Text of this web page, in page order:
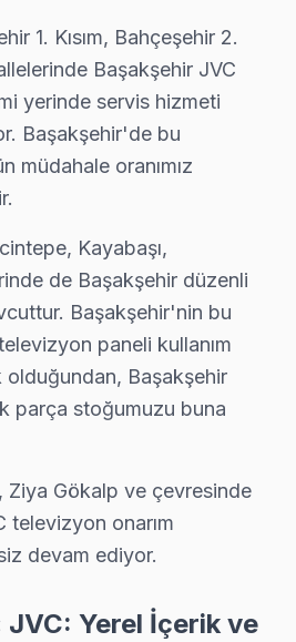
daha önceki yıllarda
Full HD LCD
4K OLED modellerine
ağı, metro ve otobüs hatları
bölgede dağılımına
Grubu Analizi
yönelik en sık
: Kullanıcıların en sık
: Full HD LCD kullanıcıları, sık
: Genç kullanıcılar arasında en
televizyonunuz servisinde bu
JVC Servis: Kuşak
Servisi
1. Kısım, Bahçeşehir 2.
Başakşehir JVC
yerinde servis hizmeti
Başakşehir'de bu
müdahale oranımız
Kayabaşı,
de Başakşehir düzenli
Başakşehir'nin bu
paneli kullanım
Başakşehir
parça stoğumuzu buna
Ziya Gökalp ve çevresinde
televizyon onarım
devam ediyor.
Yerel İçerik ve